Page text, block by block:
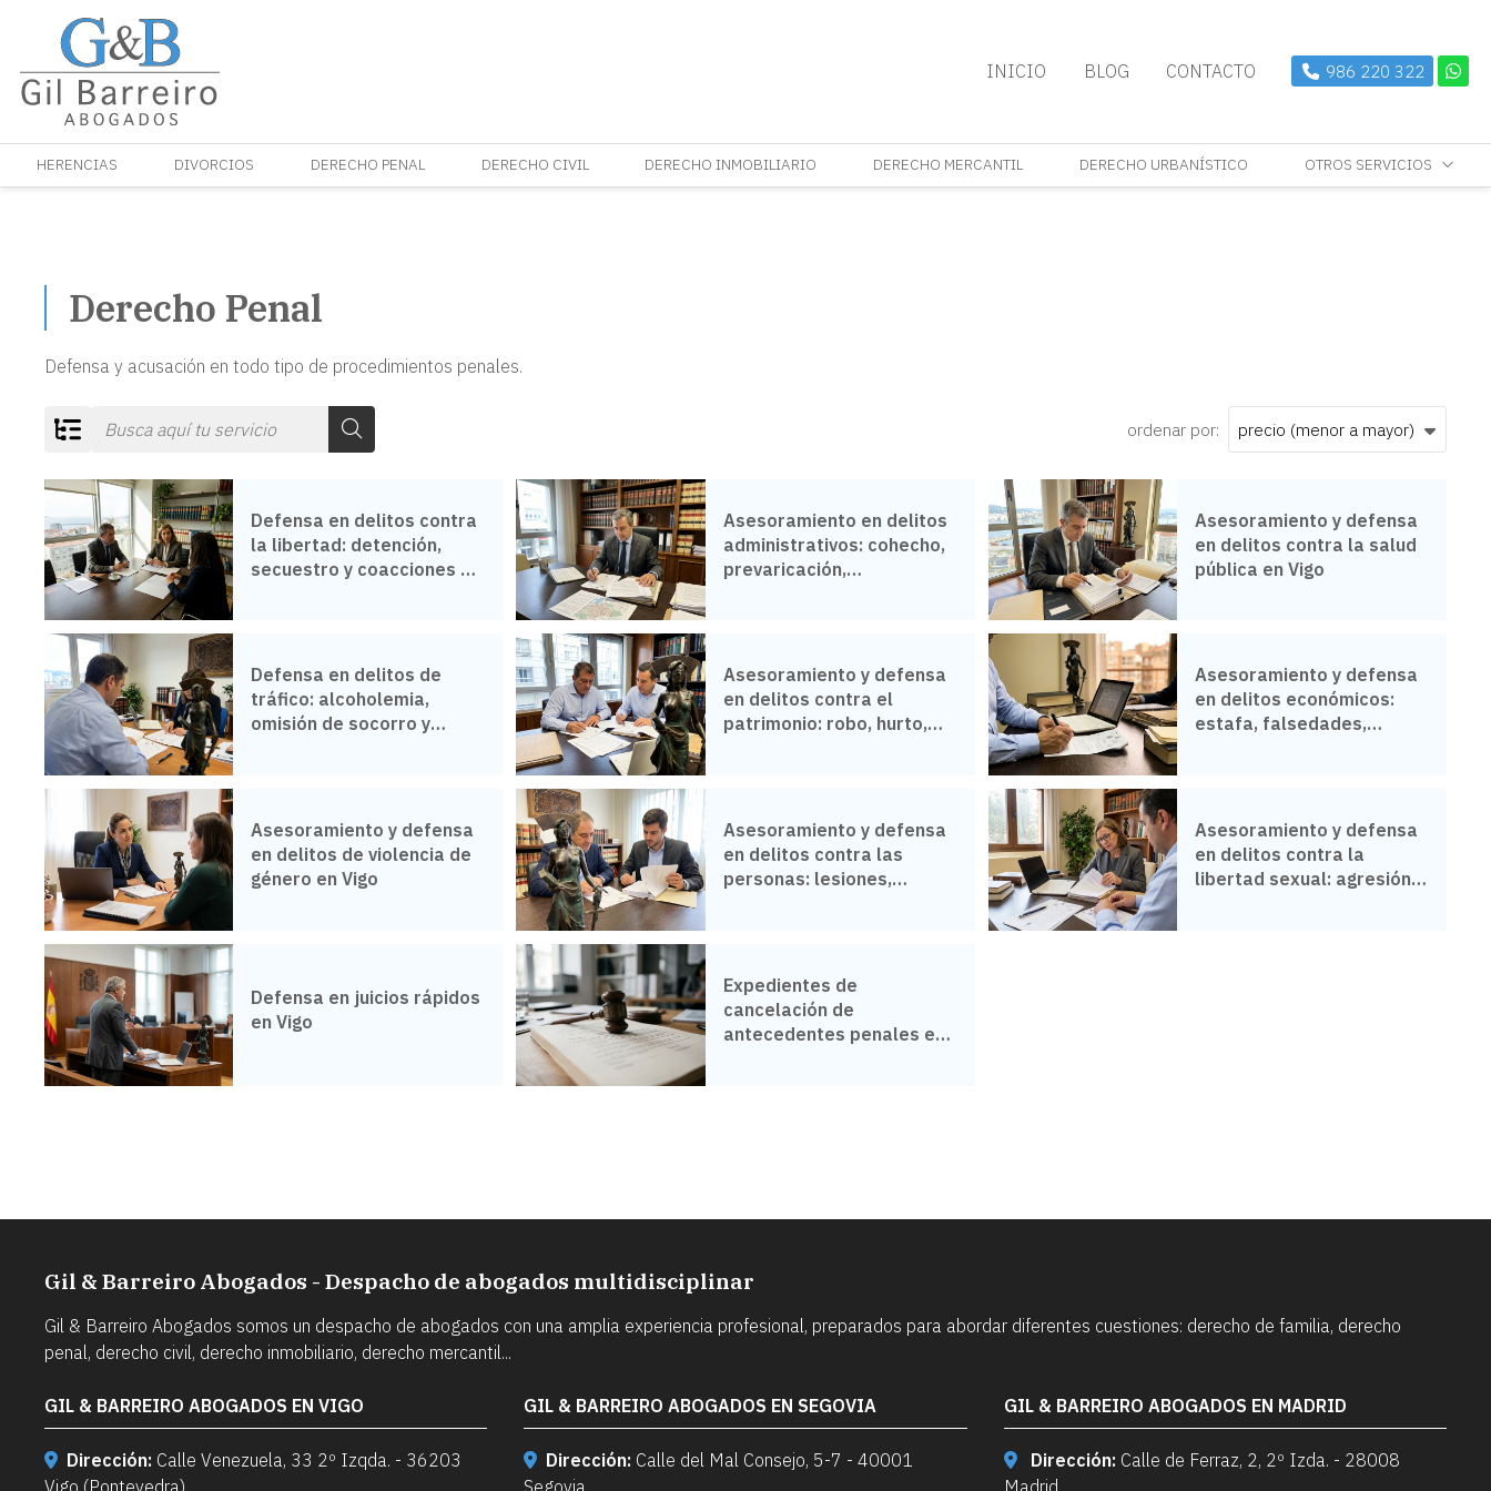
INICIO BLOG CONTACTO 986 220 322
HERENCIAS DIVORCIOS DERECHO PENAL DERECHO CIVIL DERECHO INMOBILIARIO DERECHO MERCANTIL DERECHO URBANÍSTICO OTROS SERVICIOS
Derecho Penal
Defensa y acusación en todo tipo de procedimientos penales.
ordenar por:
Todos los servicios
Derecho Civil
Derecho inmobiliario
Derecho Mercantil
Derecho Penal
Derecho Urbanístico
Herencia y Sucesiones
Divorcios
Ley de Segunda Oportunidad
Concurso de acreedores
Defensa en delitos contra
la libertad: detención,
secuestro y coacciones en
Asesoramiento en delitos
administrativos: cohecho,
prevaricación,
Asesoramiento y defensa
en delitos contra la salud
pública en Vigo
Defensa en delitos de
tráfico: alcoholemia,
omisión de socorro y
Asesoramiento y defensa
en delitos contra el
patrimonio: robo, hurto,
Asesoramiento y defensa
en delitos económicos:
estafa, falsedades,
Asesoramiento y defensa
en delitos de violencia de
género en Vigo
Asesoramiento y defensa
en delitos contra las
personas: lesiones,
Asesoramiento y defensa
en delitos contra la
libertad sexual: agresión
Defensa en juicios rápidos
en Vigo
Expedientes de
cancelación de
antecedentes penales en
Gil & Barreiro Abogados - Despacho de abogados multidisciplinar
Gil & Barreiro Abogados somos un despacho de abogados con una amplia experiencia profesional, preparados para abordar diferentes cuestiones: derecho de familia, derecho
penal, derecho civil, derecho inmobiliario, derecho mercantil...
GIL & BARREIRO ABOGADOS EN VIGO
Dirección: Calle Venezuela, 33 2º Izqda. - 36203
GIL & BARREIRO ABOGADOS EN SEGOVIA
Dirección: Calle del Mal Consejo, 5-7 - 40001
GIL & BARREIRO ABOGADOS EN MADRID
Dirección: Calle de Ferraz, 2, 2º Izda. - 28008